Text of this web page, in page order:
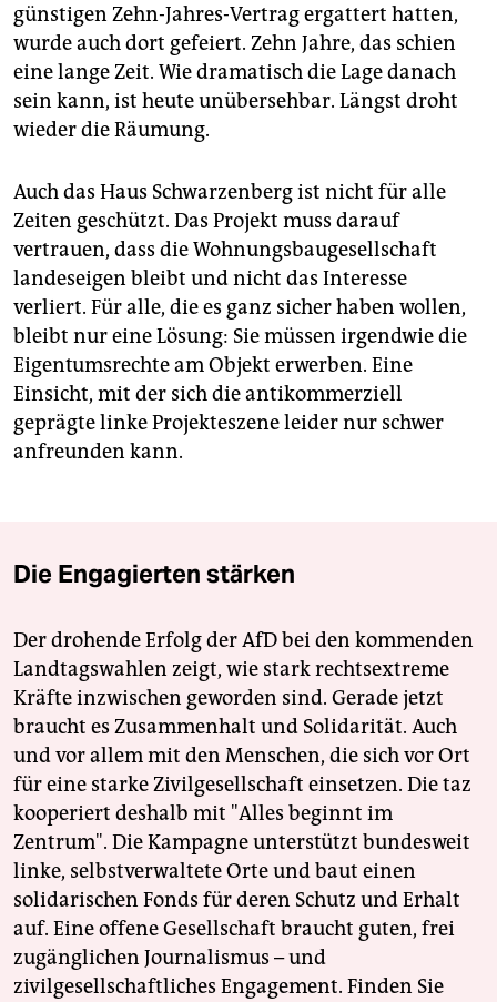
günstigen Zehn-Jahres-Vertrag ergattert hatten,
wurde auch dort gefeiert. Zehn Jahre, das schien
eine lange Zeit. Wie dramatisch die Lage danach
sein kann, ist heute unübersehbar. Längst droht
wieder die Räumung.
Auch das Haus Schwarzenberg ist nicht für alle
Zeiten geschützt. Das Projekt muss darauf
vertrauen, dass die Wohnungsbaugesellschaft
landeseigen bleibt und nicht das Interesse
verliert. Für alle, die es ganz sicher haben wollen,
bleibt nur eine Lösung: Sie müssen irgendwie die
Eigentumsrechte am Objekt erwerben. Eine
Einsicht, mit der sich die antikommerziell
geprägte linke Projekteszene leider nur schwer
anfreunden kann.
Die Engagierten stärken
Der drohende Erfolg der AfD bei den kommenden
Landtagswahlen zeigt, wie stark rechtsextreme
Kräfte inzwischen geworden sind. Gerade jetzt
braucht es Zusammenhalt und Solidarität. Auch
und vor allem mit den Menschen, die sich vor Ort
für eine starke Zivilgesellschaft einsetzen. Die taz
kooperiert deshalb mit "Alles beginnt im
Zentrum". Die Kampagne unterstützt bundesweit
linke, selbstverwaltete Orte und baut einen
solidarischen Fonds für deren Schutz und Erhalt
auf. Eine offene Gesellschaft braucht guten, frei
zugänglichen Journalismus – und
zivilgesellschaftliches Engagement. Finden Sie